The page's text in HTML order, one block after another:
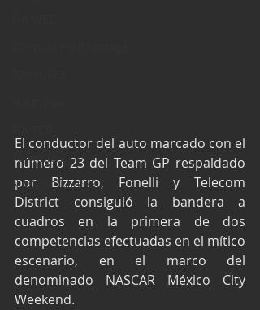
Fórmula 2
NASCAR México
El conductor del auto marcado con el
número 23 del Team GP respaldado
por Bizzarro, Fonelli y Telecom
District consiguió la bandera a
cuadros en la primera de dos
competencias efectuadas en el mítico
escenario, en el marco del
denominado NASCAR México City
Weekend.